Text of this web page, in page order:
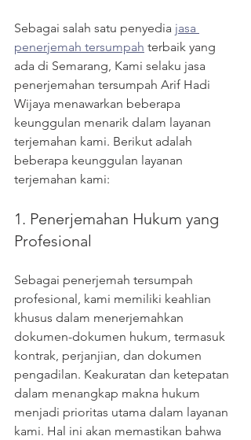
Sebagai salah satu penyedia jasa
penerjemah tersumpah terbaik yang
ada di Semarang, Kami selaku jasa
penerjemahan tersumpah Arif Hadi
Wijaya menawarkan beberapa
keunggulan menarik dalam layanan
terjemahan kami. Berikut adalah
beberapa keunggulan layanan
terjemahan kami:
1. Penerjemahan Hukum yang
Profesional
Sebagai penerjemah tersumpah
profesional, kami memiliki keahlian
khusus dalam menerjemahkan
dokumen-dokumen hukum, termasuk
kontrak, perjanjian, dan dokumen
pengadilan. Keakuratan dan ketepatan
dalam menangkap makna hukum
menjadi prioritas utama dalam layanan
kami. Hal ini akan memastikan bahwa